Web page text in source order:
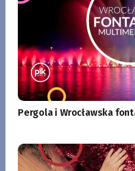
Pergola i Wrocławska